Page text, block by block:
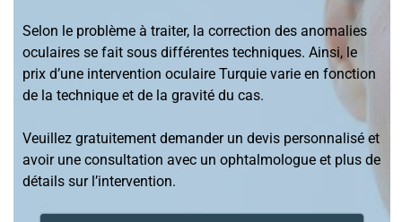
Selon le problème à traiter, la correction des anomalies
oculaires se fait sous différentes techniques. Ainsi, le
prix d’une intervention oculaire Turquie varie en fonction
de la technique et de la gravité du cas.
Veuillez gratuitement demander un devis personnalisé et
avoir une consultation avec un ophtalmologue et plus de
détails sur l’intervention.